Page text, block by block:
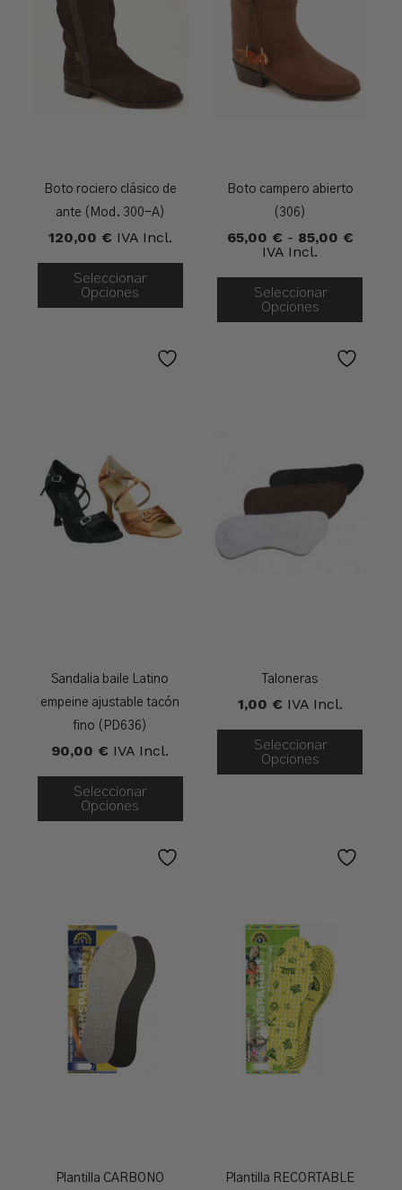
Boto rociero clásico de
ante (Mod. 300-A)
120,00 € IVA Incl.
Seleccionar
Opciones
Boto campero abierto
(306)
65,00 € - 85,00 €Rango
Desde
85,00
IVA Incl.
Seleccionar
Opciones
Sandalia baile Latino
empeine ajustable tacón
fino (PD636)
90,00 € IVA Incl.
Seleccionar
Opciones
Taloneras
1,00 € IVA Incl.
Seleccionar
Opciones
Plantilla CARBONO
Plantilla RECORTABLE